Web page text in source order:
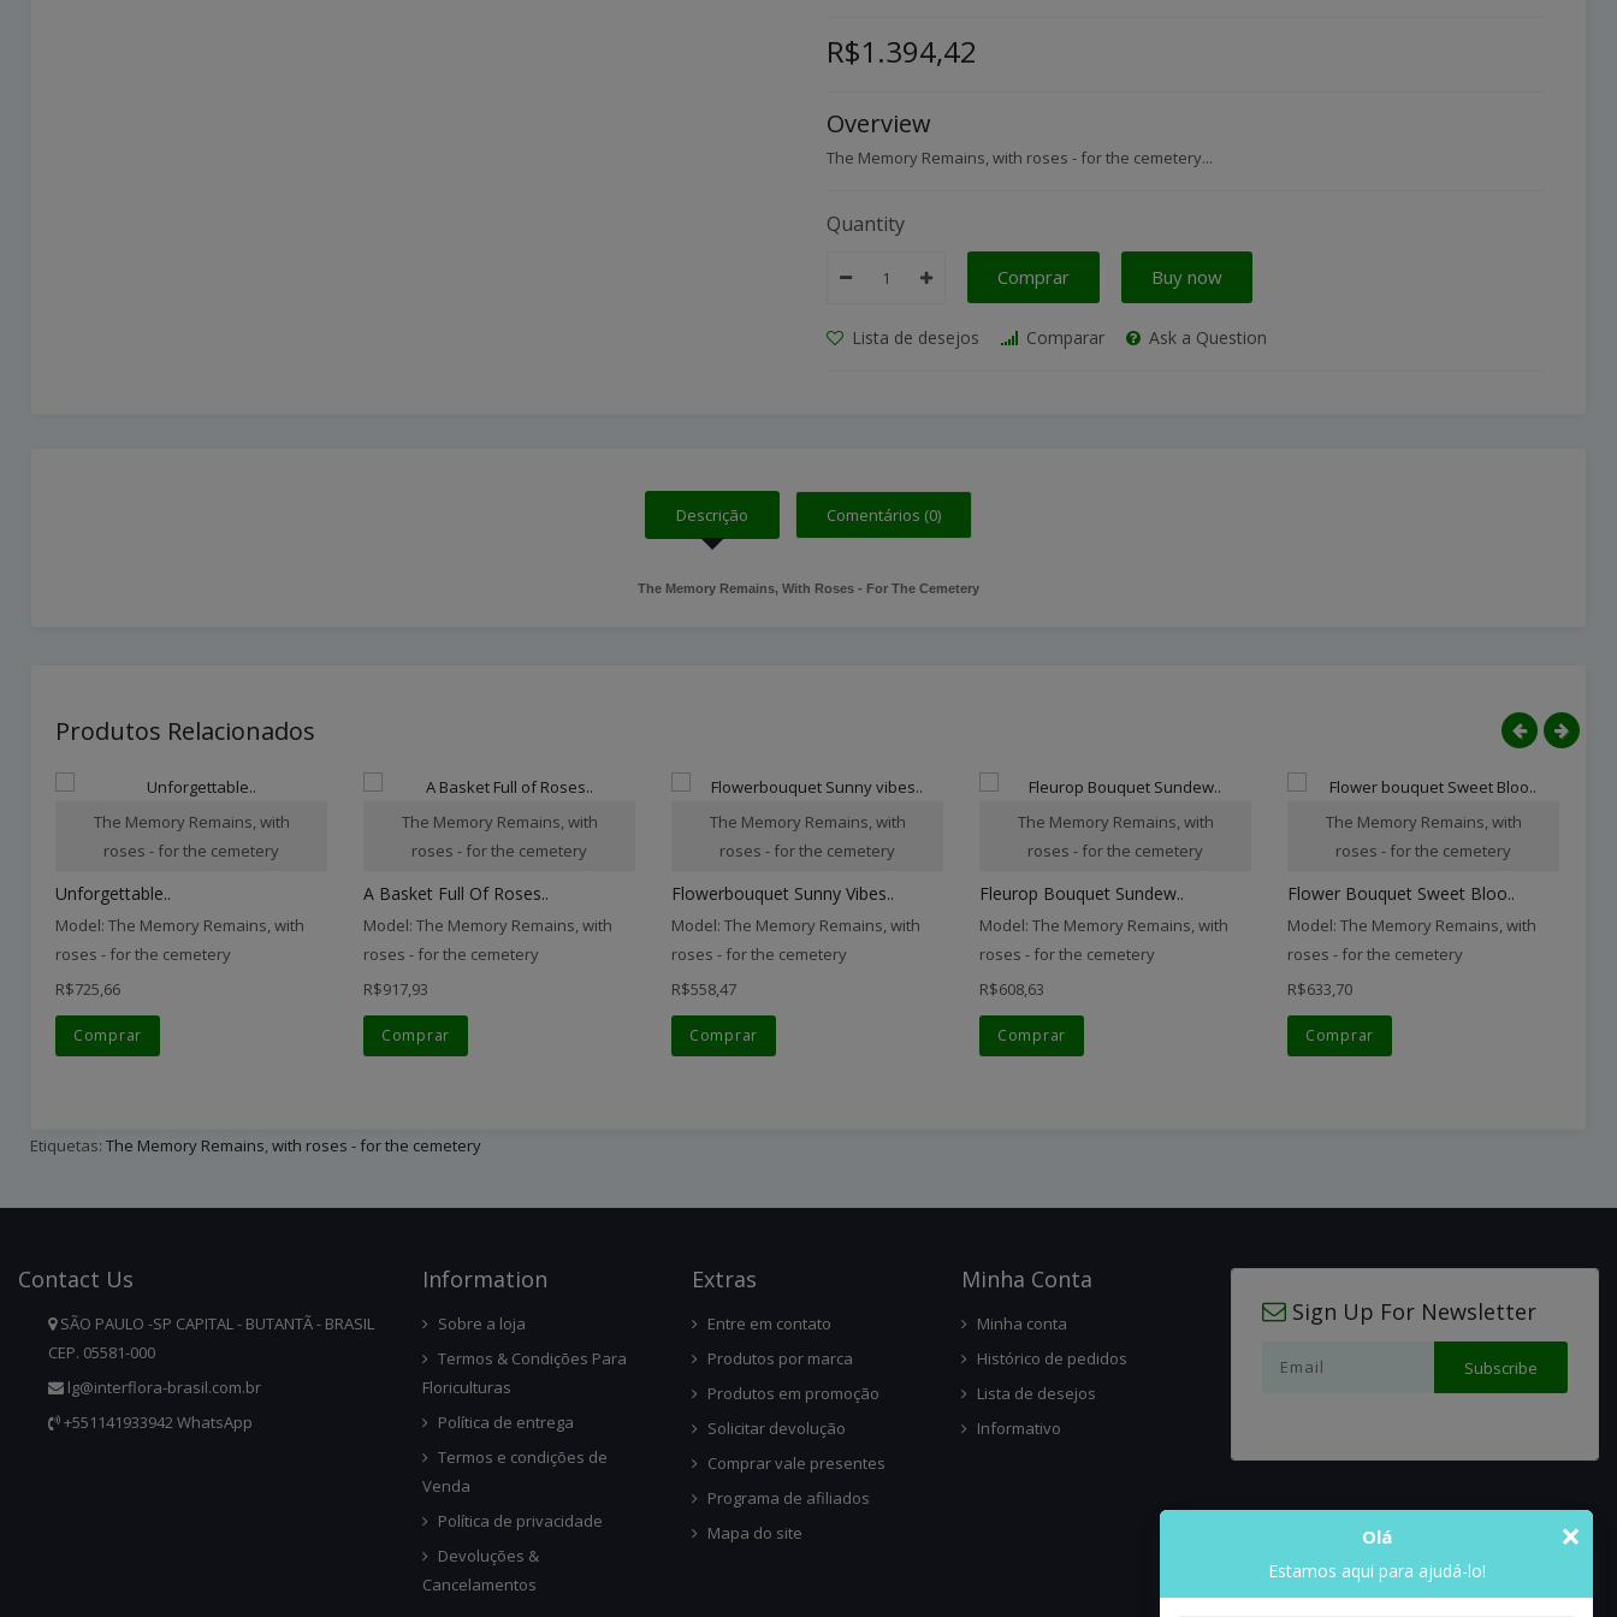
R$1.394,42
Overview
The Memory Remains, with roses - for the cemetery...
Quantity
Comprar Buy now
Lista de desejos Comparar Ask a Question
Descrição Comentários (0)
The Memory Remains, With Roses - For The Cemetery
Produtos Relacionados
The Memory Remains, with
roses - for the cemetery
Unforgettable..
Model: The Memory Remains, with
roses - for the cemetery
R$725,66
Comprar
The Memory Remains, with
roses - for the cemetery
A Basket Full Of Roses..
Model: The Memory Remains, with
roses - for the cemetery
R$917,93
Comprar
The Memory Remains, with
roses - for the cemetery
Flowerbouquet Sunny Vibes..
Model: The Memory Remains, with
roses - for the cemetery
R$558,47
Comprar
The Memory Remains, with
roses - for the cemetery
Fleurop Bouquet Sundew..
Model: The Memory Remains, with
roses - for the cemetery
R$608,63
Comprar
The Memory Remains, with
roses - for the cemetery
Flower Bouquet Sweet Bloo..
Model: The Memory Remains, with
roses - for the cemetery
R$633,70
Comprar
Etiquetas: The Memory Remains,with roses - for the cemetery
Contact Us
SÃO PAULO -SP CAPITAL - BUTANTÃ - BRASIL
CEP. 05581-000
lg@interflora-brasil.com.br
+551141933942 WhatsApp
InforMation
Sobre a loja
Termos & Condições Para
Floriculturas
Política de entrega
Termos e condições de
Venda
Política de privacidade
Devoluções &
Cancelamentos
ExtRas
Entre em contato
Produtos por marca
Produtos em promoção
Solicitar devolução
Comprar vale presentes
Programa de afiliados
Mapa do site
Minha Conta
Minha conta
Histórico de pedidos
Lista de desejos
Informativo
Sign Up For Newsletter
×
Olá
Estamos aqui para ajudá-lo!